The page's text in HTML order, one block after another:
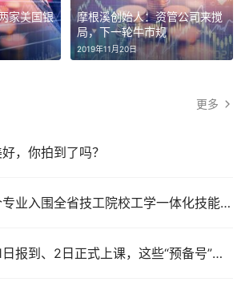
家美国银
摩根溪创始人：资管公司来搅
局，下一轮牛市规
2019年11月20日
更多
，你拍到了吗？
喜报！学院多个专业入围全省技工院校工学一体化技能人才培养模式优质课堂遴选公示名单
@江苏娃，9月1日报到、2日正式上课，这些“预备号”已吹响！